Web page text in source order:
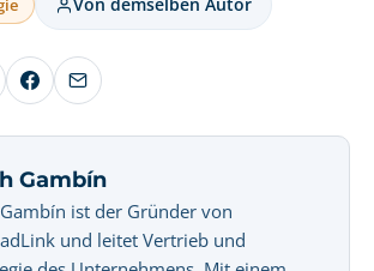
Gambín
Gambín ist der Gründer von
und leitet Vertrieb und